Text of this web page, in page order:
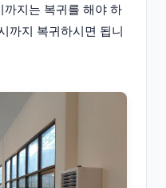
까지는 복귀를 해야 하
까지 복귀하시면 됩니